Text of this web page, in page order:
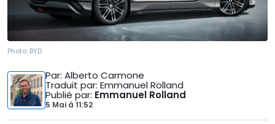
Photo: BYD
Par: Alberto Carmone
Traduit par: Emmanuel Rolland
Publié par: Emmanuel Rolland
5 Mai à 11:52